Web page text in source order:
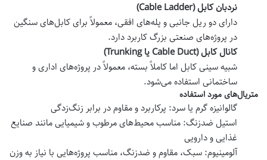
نردبان کابل(Cable Ladder)
دارای دو ریل جانبی و پله‌های افقی، معمولاً برای کابل‌های سنگین
در پروژه‌های صنعتی بزرگ کاربرد دارد.
کانال کابل(Cable Duct یاTrunking)
شبیه سینی کابل اما کاملاً بسته، معمولاً در پروژه‌های اداری و
ساختمانی استفاده می‌شود.
متریال‌های مورد استفاده
گالوانیزه گرم یا سرد: پرکاربرد و مقاوم در برابر زنگ‌زدگی
استیل ضدزنگ: مناسب محیط‌های مرطوب و شیمیایی مانند صنایع
غذایی و دارویی
آلومینیوم: سبک، مقاوم و ضدزنگ، مناسب پروژه‌هایی با نیاز به وزن